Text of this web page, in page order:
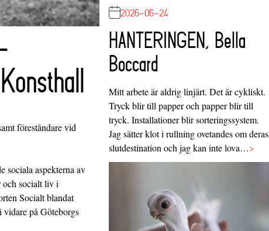
föreståndare vid
sociala aspekterna av
och socialt liv i
Socialt blandat
på Göteborgs
2026-06-24
HANTERINGEN, Bella
Boccard
Mitt arbete är aldrig linjärt. Det är cykliskt.
Tryck blir till papper och papper blir till
tryck. Installationer blir sorteringssystem.
Jag sätter klot i rullning ovetandes om deras
slutdestination och jag kan inte lova…>